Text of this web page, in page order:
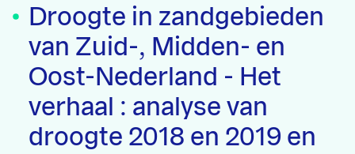
Droogte in zandgebieden
van Zuid-, Midden- en
Oost-Nederland - Het
verhaal : analyse van
droogte 2018 en 2019 en